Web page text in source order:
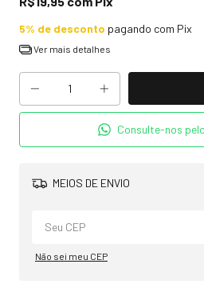
5% de desconto pagando com Pix
Ver mais detalhes
Consulte-nos
MEIOS DE ENVIO
Não sei meu CEP